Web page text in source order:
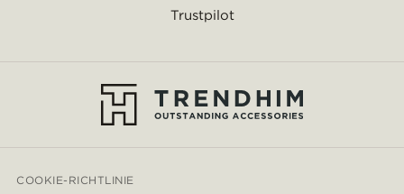
Trustpilot
COOKIE-RICHTLINIE